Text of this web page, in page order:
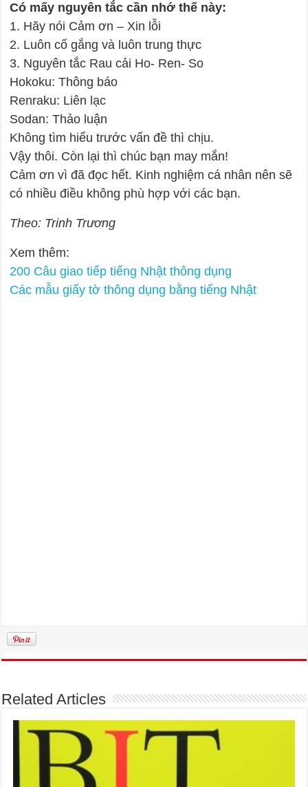
Có mấy nguyên tắc cần nhớ thế này:
1. Hãy nói Cảm ơn – Xin lỗi
2. Luôn cố gắng và luôn trung thực
3. Nguyên tắc Rau cải Ho- Ren- So
Hokoku: Thông báo
Renraku: Liên lạc
Sodan: Thảo luận
Không tìm hiểu trước vấn đề thì chịu.
Vậy thôi. Còn lại thì chúc bạn may mắn!
Cảm ơn vì đã đọc hết. Kinh nghiệm cá nhân nên sẽ
có nhiều điều không phù hợp với các bạn.
Theo: Trinh Trương
Xem thêm:
200 Câu giao tiếp tiếng Nhật thông dụng
Các mẫu giấy tờ thông dụng bằng tiếng Nhật
Related Articles